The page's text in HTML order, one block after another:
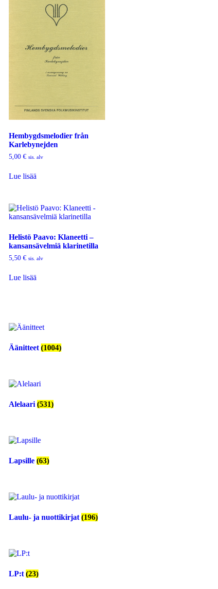
Hembygdsmelodier från
Karlebynejden
5,00 € sis. alv
Lue lisää
Helistö Paavo: Klaneetti –
kansansävelmiä klarinetilla
5,50 € sis. alv
Lue lisää
Äänitteet (1004)
Alelaari (531)
Lapsille (63)
Laulu- ja nuottikirjat (196)
LP:t (23)